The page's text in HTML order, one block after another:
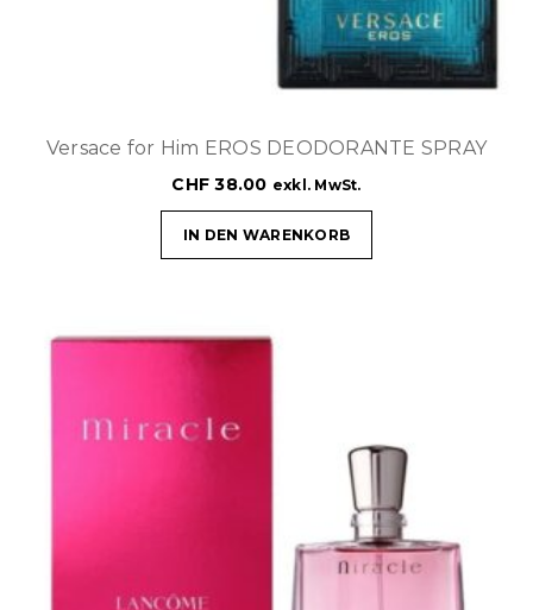
Versace for Him EROS DEODORANTE SPRAY
CHF 38.00 exkl. MwSt.
IN DEN WARENKORB